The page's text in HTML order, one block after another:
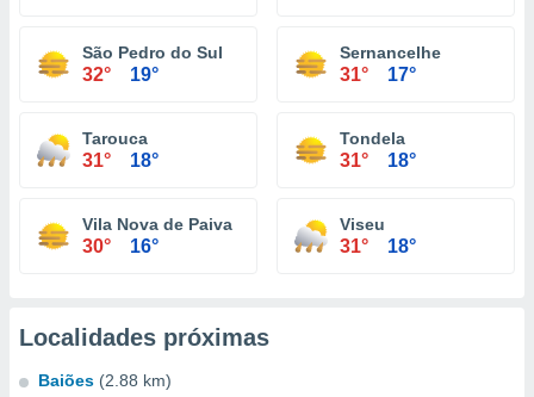
São Pedro do Sul
32° 19°
Sernancelhe
31° 17°
Tarouca
31° 18°
Tondela
31° 18°
Vila Nova de Paiva
30° 16°
Viseu
31° 18°
Localidades próximas
Baiões (2.88 km)